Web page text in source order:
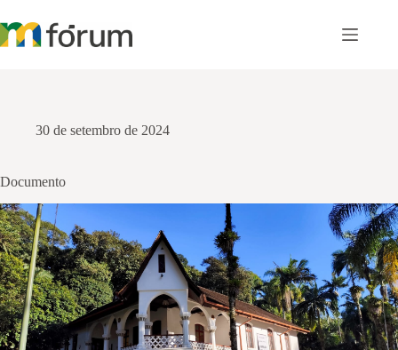
para
o
30 de setembro de 2024
Documento